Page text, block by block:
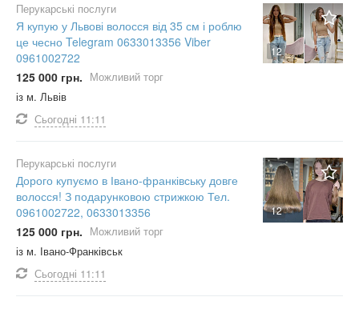
12
Перукарські послуги
Я купую у Львові волосся від 35 см і роблю
це чесно Telegram 0633013356 Viber
0961002722
125 000 грн. Можливий торг
із м. Львів
Сьогодні 11:11
12
Перукарські послуги
Дорого купуємо в Івано-франківську довге
волосся! З подарунковою стрижкою Тел.
0961002722, 0633013356
125 000 грн. Можливий торг
із м. Івано-Франківськ
Сьогодні 11:11